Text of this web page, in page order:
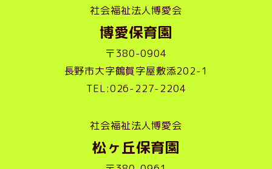
社会福祉法人博愛会
博愛保育園
〒380-0904
長野市大字鶴賀字屋敷添202-1
TEL:026-227-2204
社会福祉法人博愛会
松ヶ丘保育園